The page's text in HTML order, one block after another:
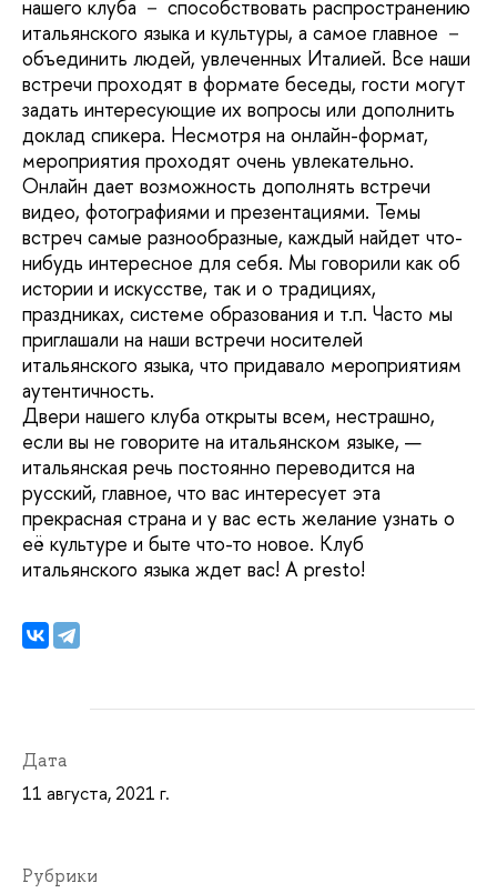
нашего клуба － способствовать распространению
итальянского языка и культуры, а самое главное －
объединить людей, увлеченных Италией. Все наши
встречи проходят в формате беседы, гости могут
задать интересующие их вопросы или дополнить
доклад спикера. Несмотря на онлайн-формат,
мероприятия проходят очень увлекательно.
Онлайн дает возможность дополнять встречи
видео, фотографиями и презентациями. Темы
встреч самые разнообразные, каждый найдет что-
нибудь интересное для себя. Мы говорили как об
истории и искусстве, так и о традициях,
праздниках, системе образования и т.п. Часто мы
приглашали на наши встречи носителей
итальянского языка, что придавало мероприятиям
аутентичность.
Двери нашего клуба открыты всем, нестрашно,
если вы не говорите на итальянском языке, —
итальянская речь постоянно переводится на
русский, главное, что вас интересует эта
прекрасная страна и у вас есть желание узнать о
её культуре и быте что-то новое. Клуб
итальянского языка ждет вас! A presto!
Дата
11 августа, 2021 г.
Рубрики